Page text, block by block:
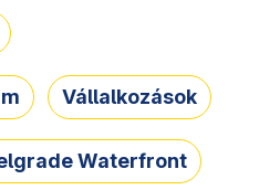
Vállalkozások
Waterfront